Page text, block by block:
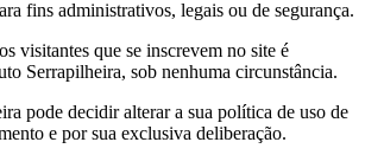
fins administrativos, legais ou de segurança.
visitantes que se inscrevem no site é
Serrapilheira, sob nenhuma circunstância.
pode decidir alterar a sua política de uso de
e por sua exclusiva deliberação.